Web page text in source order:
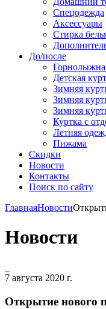
Спецодежда
Аксессуары
Стирка
До/после
Детская
Зимняя
Зимняя
Зимняя
Куртка с
Летняя
Пижама
Скидки
Новости
Контакты
Поиск по сайту
ГлавнаяНовости
Новости
7 августа 2020 г.
Открытие нового